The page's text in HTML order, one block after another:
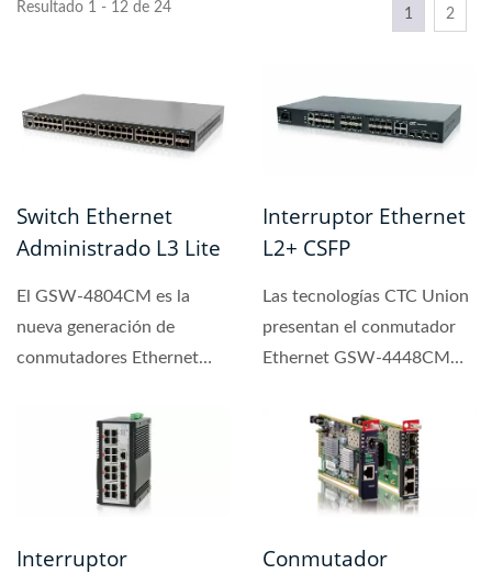
Resultado 1 - 12 de 24 1 2
Switch Ethernet
Administrado L3 Lite
El GSW-4804CM es la
nueva generación de
conmutadores Ethernet
aplicaciones...
Interruptor Ethernet
L2+ CSFP
Las tecnologías CTC Union
presentan el conmutador
Ethernet GSW-4448CM
Interruptor
Conmutador